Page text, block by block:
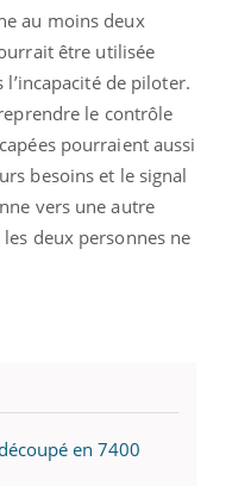
au moins deux
être utilisée
l’incapacité de piloter.
le contrôle
pourraient aussi
besoins et le signal
vers une autre
deux personnes ne
en 7400